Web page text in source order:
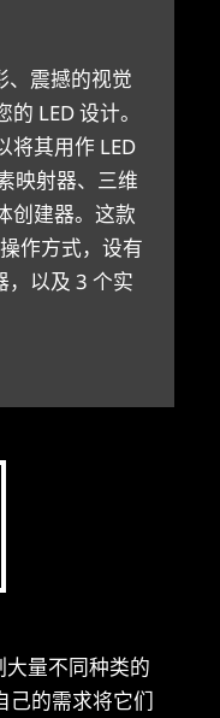
、震撼的视觉
LED 设计。
将其用作 LED
映射器、三维
创建器。这款
作方式，设有
，以及 3 个实
大量不同种类的
己的需求将它们